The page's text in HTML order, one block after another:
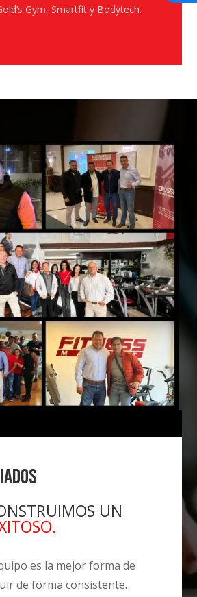
Gym, Smartfit y Bodytech.
UN
es la mejor forma de
de forma consistente.